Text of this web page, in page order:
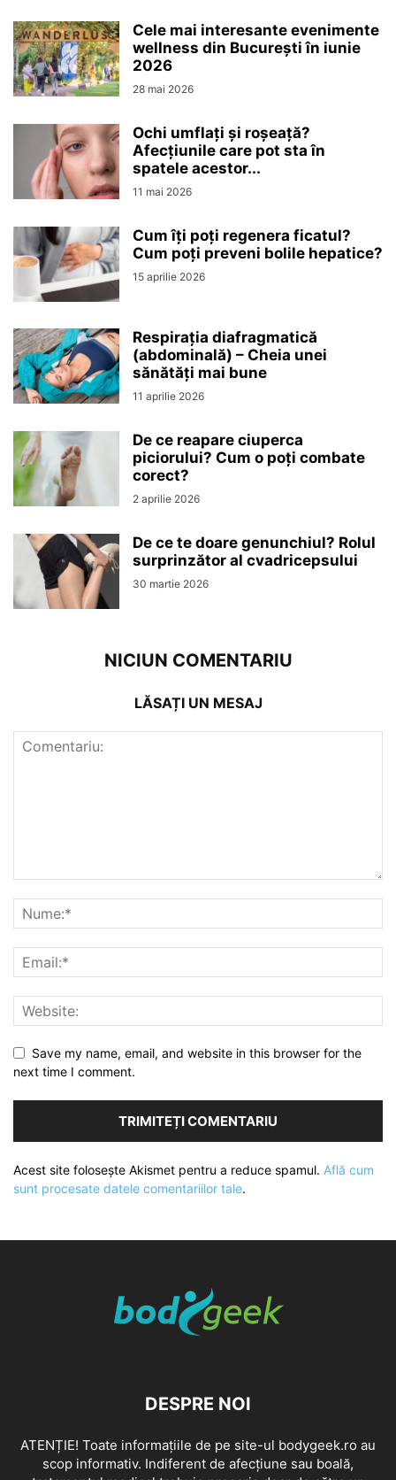
Cele mai interesante evenimente
wellness din București în iunie
2026
28 mai 2026
Ochi umflați și roșeață?
Afecțiunile care pot sta în
spatele acestor...
11 mai 2026
Cum îți poți regenera ficatul?
Cum poți preveni bolile hepatice?
15 aprilie 2026
Respirația diafragmatică
(abdominală) – Cheia unei
sănătăți mai bune
11 aprilie 2026
De ce reapare ciuperca
piciorului? Cum o poți combate
corect?
2 aprilie 2026
De ce te doare genunchiul? Rolul
surprinzător al cvadricepsului
30 martie 2026
NICIUN COMENTARIU
LĂSAȚI UN MESAJ
Save my name, email, and website in this browser for the
next time I comment.
Acest site folosește Akismet pentru a reduce spamul. Află cum
sunt procesate datele comentariilor tale.
DESPRE NOI
ATENȚIE! Toate informațiile de pe site-ul bodygeek.ro au
scop informativ. Indiferent de afecțiune sau boală,